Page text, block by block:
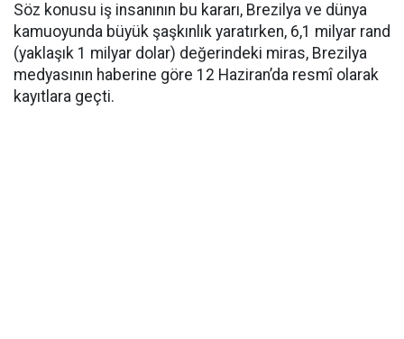
Söz konusu iş insanının bu kararı, Brezilya ve dünya
kamuoyunda büyük şaşkınlık yaratırken, 6,1 milyar rand
(yaklaşık 1 milyar dolar) değerindeki miras, Brezilya
medyasının haberine göre 12 Haziran’da resmî olarak
kayıtlara geçti.